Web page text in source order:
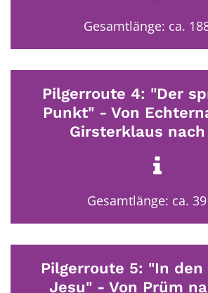
Gesamtlänge: ca.
Pilgerroute 4: "Der
Punkt" - Von
Girsterklaus
Gesamtlänge: ca.
Pilgerroute 5: "In den
Jesu" - Von Prüm